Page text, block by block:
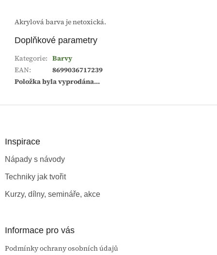
Akrylová barva je netoxická.
Doplňkové parametry
Kategorie: Barvy
EAN:
8699036717239
Položka byla vyprodána…
Inspirace
Nápady s návody
Techniky jak tvořit
Kurzy, dílny, semináře, akce
Informace pro vás
Podmínky ochrany osobních údajů